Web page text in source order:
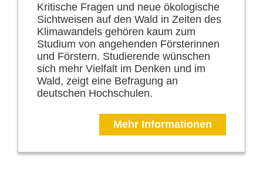
Kritische Fragen und neue ökologische
Sichtweisen auf den Wald in Zeiten des
Klimawandels gehören kaum zum
Studium von angehenden Försterinnen
und Förstern. Studierende wünschen
sich mehr Vielfalt im Denken und im
Wald, zeigt eine Befragung an
deutschen Hochschulen.
Mehr Informationen